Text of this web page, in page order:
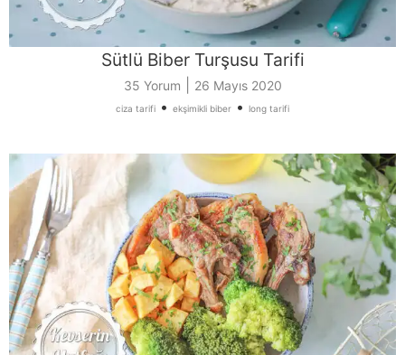
Sütlü Biber Turşusu Tarifi
35 Yorum 26 Mayıs 2020
ciza tarifi • ekşimikli biber • long tarifi